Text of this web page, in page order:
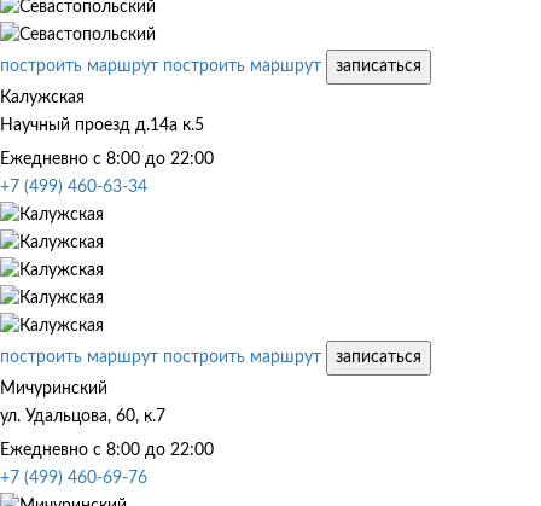
построить маршрут построить маршрут
записаться
Калужская
Научный проезд д.14а к.5
Ежедневно с 8:00 до 22:00
+7 (499) 460-63-34
построить маршрут построить маршрут
записаться
Мичуринский
ул. Удальцова, 60, к.7
Ежедневно с 8:00 до 22:00
+7 (499) 460-69-76